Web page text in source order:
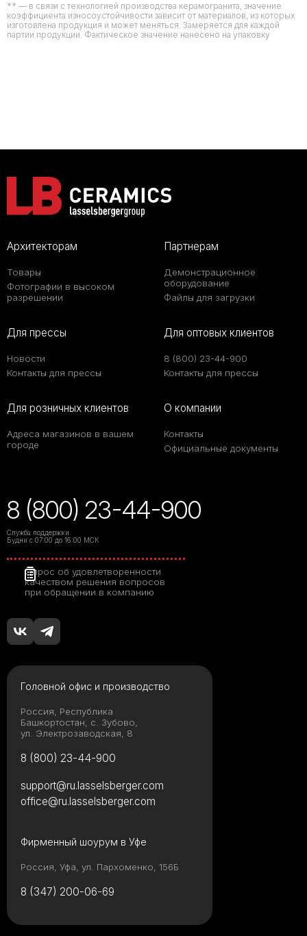
** — в связи с технологией производства керамогранита, значение
коэффициента износоустойчивости зависит от материалов, из которых
изготовлена продукция и может меняться. Замеряется для каждой
партии продукции. Фактическое значение нанесено на упаковку
Архитекторам
Товары
Фотографии в высоком
разрешении
Партнерам
Демонстрационное
оборудование
Файлы для загрузки
Для прессы
Новости
Контакты для прессы
Для оптовых клиентов
8 (800) 23-44-900
Контакты для прессы
Для розничных клиентов
Адреса магазинов в вашем
городе
О компании
Контакты
Официальные документы
8 (800) 23-44-900
Служба поддержки
Будни с 07:00 до 16:00 МСК
Опрос об удовлетворенности
качеством решения вопросов
при обращении в компанию
Головной офис и производство
Россия, Республика
Башкортостан, с. Зубово,
ул. Электрозаводская, 8
8 (800) 23-44-900
Фирменный шоурум в Уфе
Россия, Уфа, ул. Пархоменко, 156Б
8 (347) 200-06-69
support@ru.lasselsberger.com
office@ru.lasselsberger.com